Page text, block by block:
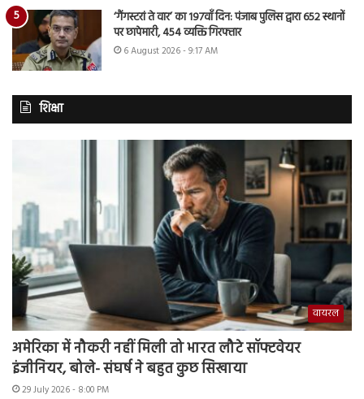
‘गैंगस्टरां ते वार’ का 197वाँ दिन: पंजाब पुलिस द्वारा 652 स्थानों
पर छापेमारी, 454 व्यक्ति गिरफ्तार
6 August 2026 - 9:17 AM
शिक्षा
वायरल
अमेरिका में नौकरी नहीं मिली तो भारत लौटे सॉफ्टवेयर
इंजीनियर, बोले- संघर्ष ने बहुत कुछ सिखाया
29 July 2026 - 8:00 PM